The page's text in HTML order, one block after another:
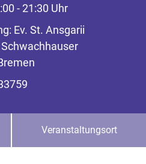
- 21:30 Uhr
Ev. St. Ansgarii
Veranstaltungsort